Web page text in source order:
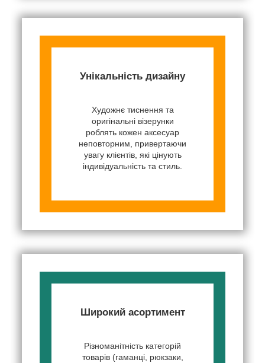
Унікальність дизайну
Художнє тиснення та
оригінальні візерунки
роблять кожен аксесуар
неповторним, привертаючи
увагу клієнтів, які цінують
індивідуальність та стиль.
Широкий асортимент
Різноманітність категорій
товарів (гаманці, рюкзаки,